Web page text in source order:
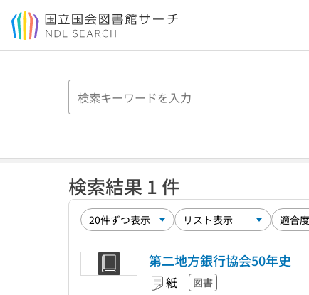
本文へ移動
検索結果 1 件
第二地方銀行協会50年史
紙 図書